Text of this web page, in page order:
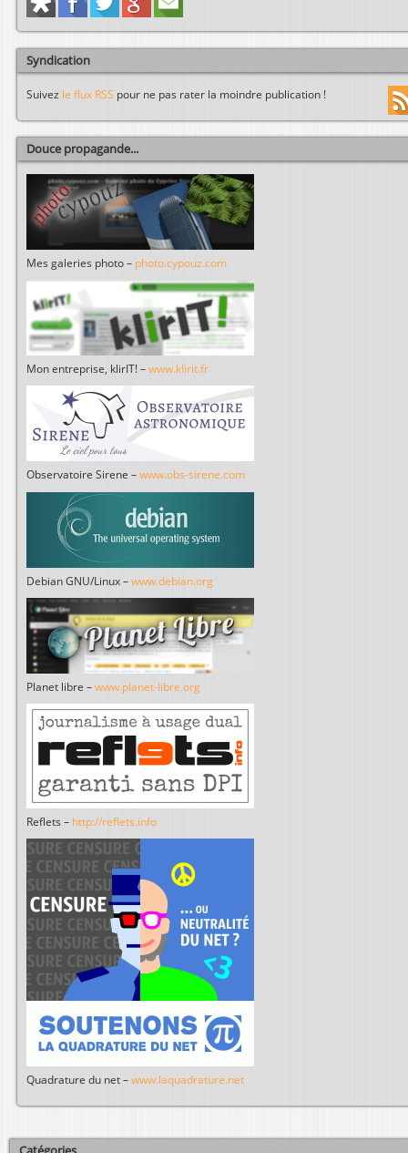
Syndication
Suivez le flux RSS pour ne pas rater la moindre publication !
Douce propagande...
Mes galeries photo – photo.cypouz.com
Mon entreprise, klirIT! – www.klirit.fr
Observatoire Sirene – www.obs-sirene.com
Debian GNU/Linux – www.debian.org
Planet libre – www.planet-libre.org
Reflets – http://reflets.info
Quadrature du net – www.laquadrature.net